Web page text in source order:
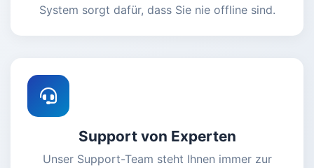
System sorgt dafür, dass Sie nie offline sind.
Support von Experten
Unser Support-Team steht Ihnen immer zur